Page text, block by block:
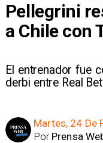
Pellegrini
a Chile con
El entrenador fue
derbi entre Real
Martes, 24 De
Prensa
Por